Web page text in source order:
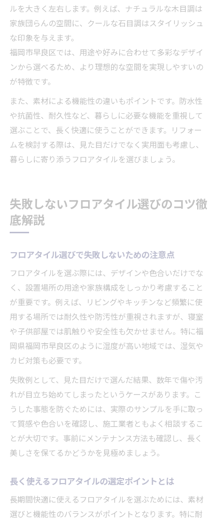
ルを大きく左右します。例えば、ナチュラルな木目調は
家族団らんの空間に、クールな石目調はスタイリッシュ
な印象を与えます。
福岡市早良区では、用途や好みに合わせて多彩なデザイ
ンから選べるため、より理想的な空間を実現しやすいの
が特徴です。
また、素材による機能性の違いもポイントです。防水性
や抗菌性、耐久性など、暮らしに必要な機能を重視して
選ぶことで、長く快適に使うことができます。リフォー
ムを検討する際は、見た目だけでなく実用面も考慮し、
暮らしに寄り添うフロアタイルを選びましょう。
失敗しないフロアタイル選びのコツ徹
底解説
フロアタイル選びで失敗しないための注意点
フロアタイルを選ぶ際には、デザインや色合いだけでな
く、設置場所の用途や家族構成をしっかり考慮すること
が重要です。例えば、リビングやキッチンなど頻繁に使
用する場所では耐久性や防汚性が重視されますが、寝室
や子供部屋では肌触りや安全性も欠かせません。特に福
岡県福岡市早良区のように湿度が高い地域では、湿気や
カビ対策も必要です。
失敗例として、見た目だけで選んだ結果、数年で傷や汚
れが目立ち始めてしまったというケースがあります。こ
うした事態を防ぐためには、実際のサンプルを手に取っ
て質感や色合いを確認し、施工業者ともよく相談するこ
とが大切です。事前にメンテナンス方法も確認し、長く
美しさを保てるかどうかを見極めましょう。
長く使えるフロアタイルの選定ポイントとは
長期間快適に使えるフロアタイルを選ぶためには、素材
選びと機能性のバランスがポイントとなります。特に耐